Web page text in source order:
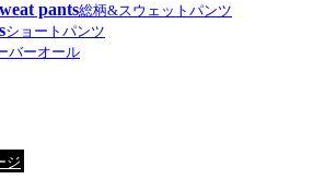
pants総柄&スウェットパンツ
ショートパンツ
バーオール
ジ